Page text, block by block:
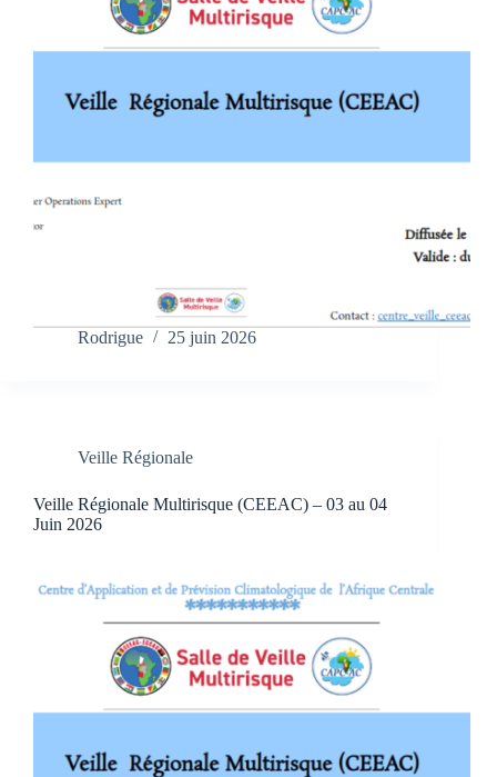
Rodrigue 25 juin 2026
Veille Régionale
Veille Régionale Multirisque (CEEAC) – 03 au 04
Juin 2026